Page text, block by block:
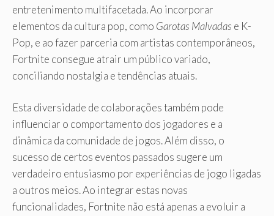
entretenimento multifacetada. Ao incorporar
elementos da cultura pop, como Garotas Malvadas e K-
Pop, e ao fazer parceria com artistas contemporâneos,
Fortnite consegue atrair um público variado,
conciliando nostalgia e tendências atuais.
Esta diversidade de colaborações também pode
influenciar o comportamento dos jogadores e a
dinâmica da comunidade de jogos. Além disso, o
sucesso de certos eventos passados ​​sugere um
verdadeiro entusiasmo por experiências de jogo ligadas
a outros meios. Ao integrar estas novas
funcionalidades, Fortnite não está apenas a evoluir a